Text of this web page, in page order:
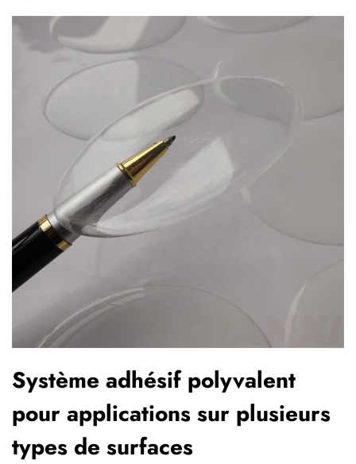
Système adhésif polyvalent
pour applications sur plusieurs
types de surfaces